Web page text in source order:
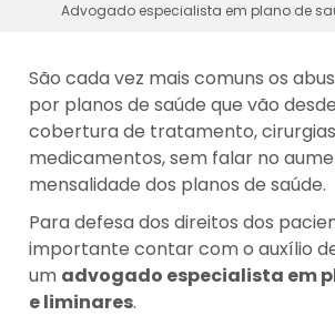
Advogado especialista em plano de
São cada vez mais comuns os
por planos de saúde que vão
cobertura de tratamento,
medicamentos, sem falar no
mensalidade dos planos de saúde.
Para defesa dos direitos dos
importante contar com o auxílio
um advogado especialista em
e liminares.